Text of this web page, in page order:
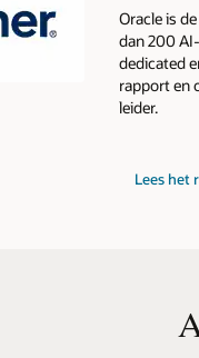
Oracle is
dan 200
dedicated
rapport en
leider.
Lees het
het